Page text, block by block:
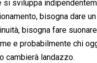
si sviluppa
bisogna dare
bisogna fare
e probabilmente chi
cambierà landazzo.